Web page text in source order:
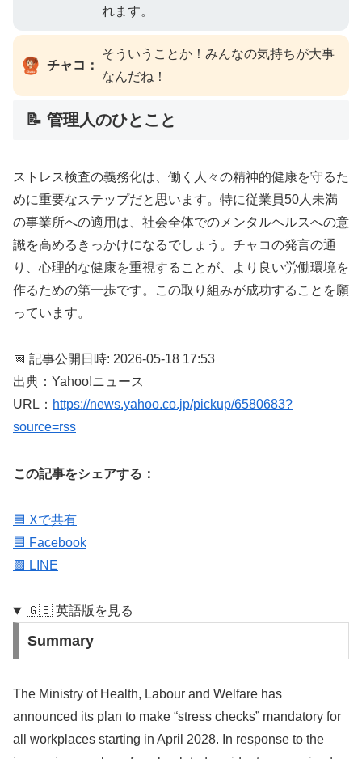
れます。
チャコ：
そういうことか！みんなの気持ちが大事
なんだね！
📝 管理人のひとこと
ストレス検査の義務化は、働く人々の精神的健康を守るた
めに重要なステップだと思います。特に従業員50人未満
の事業所への適用は、社会全体でのメンタルヘルスへの意
識を高めるきっかけになるでしょう。チャコの発言の通
り、心理的な健康を重視することが、より良い労働環境を
作るための第一歩です。この取り組みが成功することを願
っています。
📅 記事公開日時: 2026-05-18 17:53
出典：Yahoo!ニュース
URL： https://news.yahoo.co.jp/pickup/6580683?
source=rss
この記事をシェアする：
🟦 Xで共有
🟦 Facebook
🟩 LINE
🇬🇧 英語版を見る
Summary
The Ministry of Health, Labour and Welfare has
announced its plan to make “stress checks” mandatory for
all workplaces starting in April 2028. In response to the